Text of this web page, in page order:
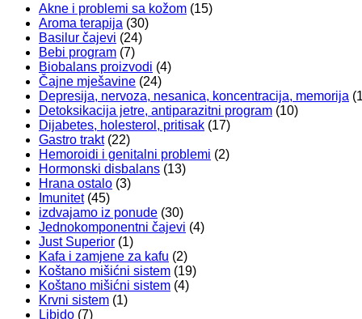
Akne i problemi sa kožom (15)
Aroma terapija (30)
Basilur čajevi (24)
Bebi program (7)
Biobalans proizvodi (4)
Čajne mješavine (24)
Depresija, nervoza, nesanica, koncentracija, memorija
Detoksikacija jetre, antiparazitni program (10)
Dijabetes, holesterol, pritisak (17)
Gastro trakt (22)
Hemoroidi i genitalni problemi (2)
Hormonski disbalans (13)
Hrana ostalo (3)
Imunitet (45)
izdvajamo iz ponude (30)
Jednokomponentni čajevi (4)
Just Superior (1)
Kafa i zamjene za kafu (2)
Koštano mišićni sistem (19)
Koštano mišićni sistem (4)
Krvni sistem (1)
Libido (7)